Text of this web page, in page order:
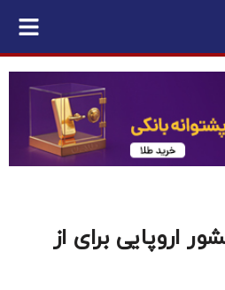
ایران و 3 کشور اروپایی برای از